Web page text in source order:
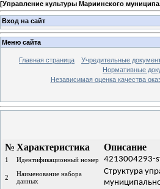
[Управление культуры Мариинского
Вход на сайт
Меню сайта
Главная страница Учредительные
Нормативные
Независимая оценка качества
№ Характеристика Описание
1 Идентификационный номер 4213004293-
2
Наименование набора
данных
Структура